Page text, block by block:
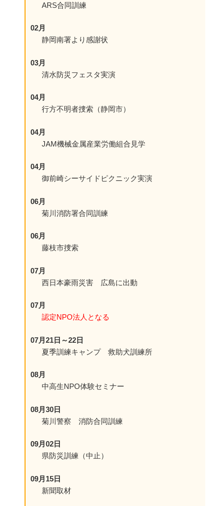
ARS合同訓練
02月
静岡南署より感謝状
03月
清水防災フェスタ実演
04月
行方不明者捜索（静岡市）
04月
JAM機械金属産業労働組合見学
04月
御前崎シーサイドピクニック実演
06月
菊川消防署合同訓練
06月
藤枝市捜索
07月
西日本豪雨災害 広島に出動
07月
認定NPO法人となる
07月21日～22日
夏季訓練キャンプ 救助犬訓練所
08月
中高生NPO体験セミナー
08月30日
菊川警察 消防合同訓練
09月02日
県防災訓練（中止）
09月15日
新聞取材